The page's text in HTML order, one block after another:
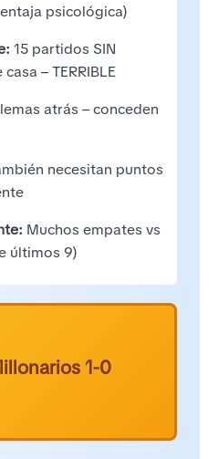
psicológica)
15 partidos SIN
– TERRIBLE
atrás – conceden
necesitan puntos
Muchos empates vs
últimos 9)
1-0